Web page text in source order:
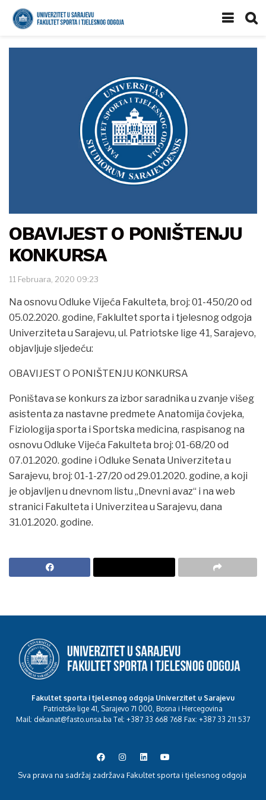
OBAVIJEST O PONIŠTENJU
KONKURSA
11 Februara, 2020 09:23
Na osnovu Odluke Vijeća Fakulteta, broj: 01-450/20 od
05.02.2020. godine, Faklultet sporta i tjelesnog odgoja
Univerziteta u Sarajevu, ul. Patriotske lige 41, Sarajevo,
objavljuje sljedeću:
OBAVIJEST O PONIŠTENJU KONKURSA
Poništava se konkurs za izbor saradnika u zvanje višeg
asistenta za nastavne predmete Anatomija čovjeka,
Fiziologija sporta i Sportska medicina, raspisanog na
osnovu Odluke Vijeća Fakulteta broj: 01-68/20 od
07.01.2020. godine i Odluke Senata Univerziteta u
Sarajevu, broj: 01-1-27/20 od 29.01.2020. godine, a koji
je objavljen u dnevnom listu „Dnevni avaz“ i na web
stranici Fakulteta i Univerzitea u Sarajevu, dana
31.01.2020. godine.
Fakultet sporta i tjelesnog odgoja Univerzitet u Sarajevu
Patriotske lige 41, Sarajevo 71 000, Bosna i Hercegovina
Mail: dekanat@fasto.unsa.ba Tel: +387 33 668 768 Fax: +387 33 211 537
Sva prava na sadržaj zadržava Fakultet sporta i tjelesnog odgoja